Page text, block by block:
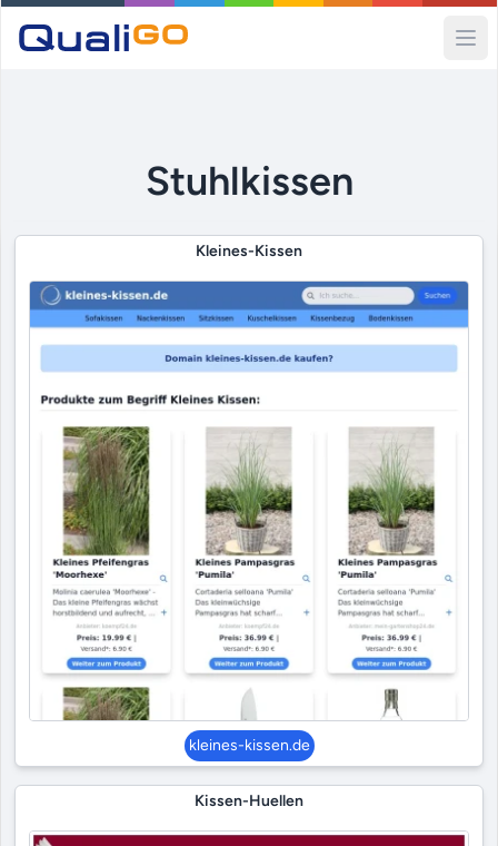
Stuhlkissen
Kleines-Kissen
kleines-kissen.de
Kissen-Huellen